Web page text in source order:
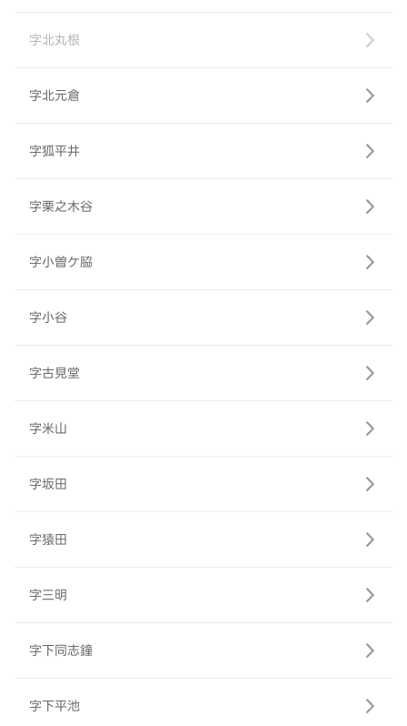
字北丸根
字北元倉
字狐平井
字栗之木谷
字小曽ケ脇
字小谷
字古見堂
字米山
字坂田
字猿田
字三明
字下同志鐘
字下平池